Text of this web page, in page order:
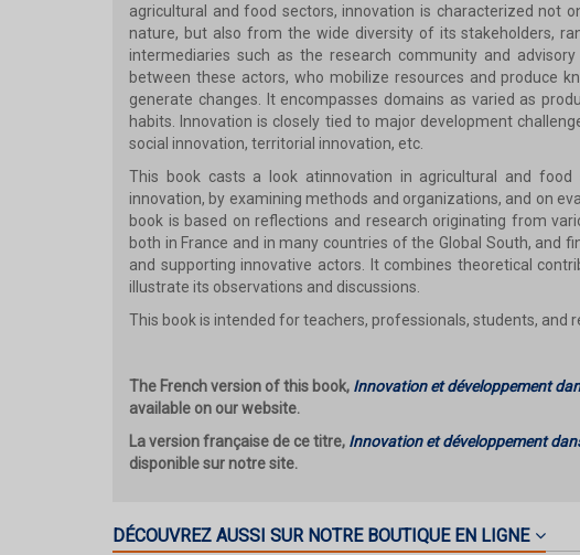
agricultural and food sectors, innovation is characterized not
nature, but also from the wide diversity of its stakeholders,
intermediaries such as the research community and
between these actors, who mobilize resources and produce
generate changes. It encompasses domains as varied as
habits. Innovation is closely tied to major development
social innovation, territorial innovation, etc.
This book casts a look atinnovation in agricultural and
innovation, by examining methods and organizations, and on
book is based on reflections and research originating from
both in France and in many countries of the Global South, and
and supporting innovative actors. It combines theoretical
illustrate its observations and discussions.
This book is intended for teachers, professionals, students, and
The French version of this book, Innovation et développement
available on our website.
La version française de ce titre, Innovation et développement
disponible sur notre site.
DÉCOUVREZ AUSSI SUR NOTRE BOUTIQUE EN LIGNE